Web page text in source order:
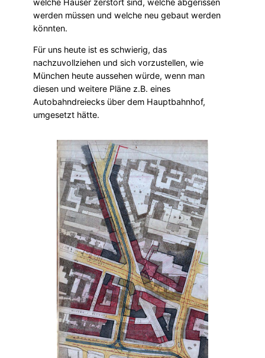
werden müssen und welche neu gebaut werden
könnten.
Für uns heute ist es schwierig, das
nachzuvollziehen und sich vorzustellen, wie
München heute aussehen würde, wenn man
diesen und weitere Pläne z.B. eines
Autobahndreiecks über dem Hauptbahnhof,
umgesetzt hätte.